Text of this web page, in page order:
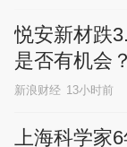
悦安新材跌
是否有机会？
新浪财经 13小时前
上海科学家6